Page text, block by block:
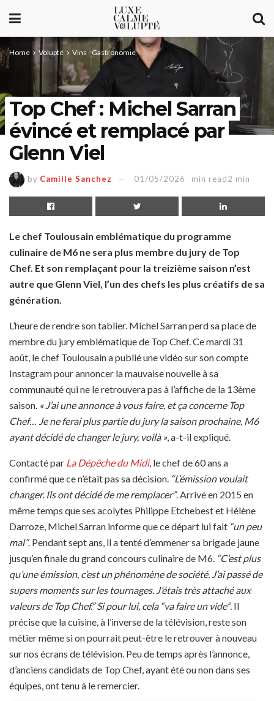
Home Volupté Vins - Gastronomie
Top Chef : Michel Sarran
évincé et remplacé par
Glenn Viel
by Camille Sanchez 01/05/2026 min read2 min
Le chef Toulousain emblématique du programme
culinaire de M6 ne sera plus membre du jury de Top
Chef. Et son remplaçant pour la treizième saison n’est
autre que Glenn Viel, l’un des chefs les plus créatifs de sa
génération.
L’heure de rendre son tablier. Michel Sarran perd sa place de
membre du jury emblématique de Top Chef. Ce mardi 31
août, le chef Toulousain a publié une vidéo sur son compte
Instagram pour annoncer la mauvaise nouvelle à sa
communauté qui ne le retrouvera pas à l’affiche de la 13ème
saison. « J’ai une annonce à vous faire, et ça concerne Top
Chef… Je ne ferai plus partie du jury la saison prochaine, M6
ayant décidé de changer le jury, voilà », a-t-il expliqué.
Contacté par La Dépêche du Midi, le chef de 60 ans a
confirmé que ce n’était pas sa décision. “L’émission voulait
changer. Ils ont décidé de me remplacer”. Arrivé en 2015 en
même temps que ses acolytes Philippe Etchebest et Hélène
Darroze, Michel Sarran informe que ce départ lui fait “un peu
mal”. Pendant sept ans, il a tenté d’emmener sa brigade jaune
jusqu’en finale du grand concours culinaire de M6. “C’est plus
qu’une émission, c’est un phénomène de société. J’ai passé de
supers moments sur les tournages. J’étais très attaché aux
valeurs de Top Chef.” Si pour lui, cela “va faire un vide”. Il
précise que la cuisine, à l’inverse de la télévision, reste son
métier même si on pourrait peut-être le retrouver à nouveau
sur nos écrans de télévision. Peu de temps après l’annonce,
d’anciens candidats de Top Chef, ayant été ou non dans ses
équipes, ont tenu à le remercier.